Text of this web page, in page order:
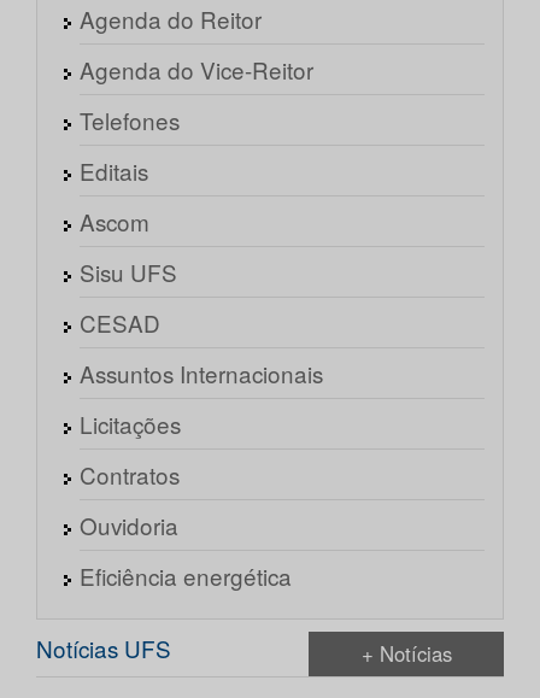
Agenda do Reitor
Agenda do Vice-Reitor
Telefones
Editais
Ascom
Sisu UFS
CESAD
Assuntos Internacionais
Licitações
Contratos
Ouvidoria
Eficiência energética
Notícias UFS + Notícias